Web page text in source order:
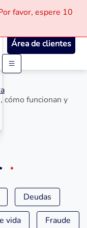
favor, espere 10
Área de clientes
cómo funcionan y
Deudas
vida Fraude